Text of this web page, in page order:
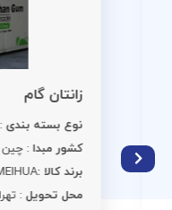
زانتان گام
نوع بسته بندی: کارتن
کشور مبدا: چین
برند کالا :MEIHUA
محل تحویل: تهران